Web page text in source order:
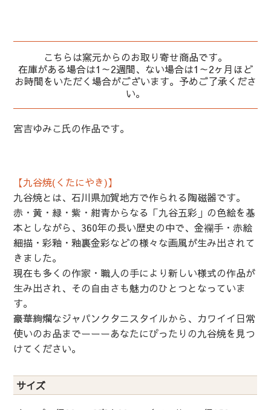
こちらは窯元からのお取り寄せ商品です。
在庫がある場合は1～2週間、ない場合は1～2ヶ月ほど
お時間をいただく場合がございます。予めご了承くださ
い。
宮吉ゆみこ氏の作品です。
【九谷焼(くたにやき)】
九谷焼とは、石川県加賀地方で作られる陶磁器です。
赤・黄・緑・紫・紺青からなる「九谷五彩」の色絵を基
本としながら、360年の長い歴史の中で、金襴手・赤絵
細描・彩釉・釉裏金彩などの様々な画風が生み出されて
きました。
現在も多くの作家・職人の手により新しい様式の作品が
生み出され、その自由さも魅力のひとつとなっていま
す。
豪華絢爛なジャパンクタニスタイルから、カワイイ日常
使いのお品までーーーあなたにぴったりの九谷焼を見つ
けてください。
サイズ